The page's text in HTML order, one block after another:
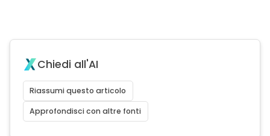
Chiedi all'AI
Riassumi questo articolo
Approfondisci con altre fonti